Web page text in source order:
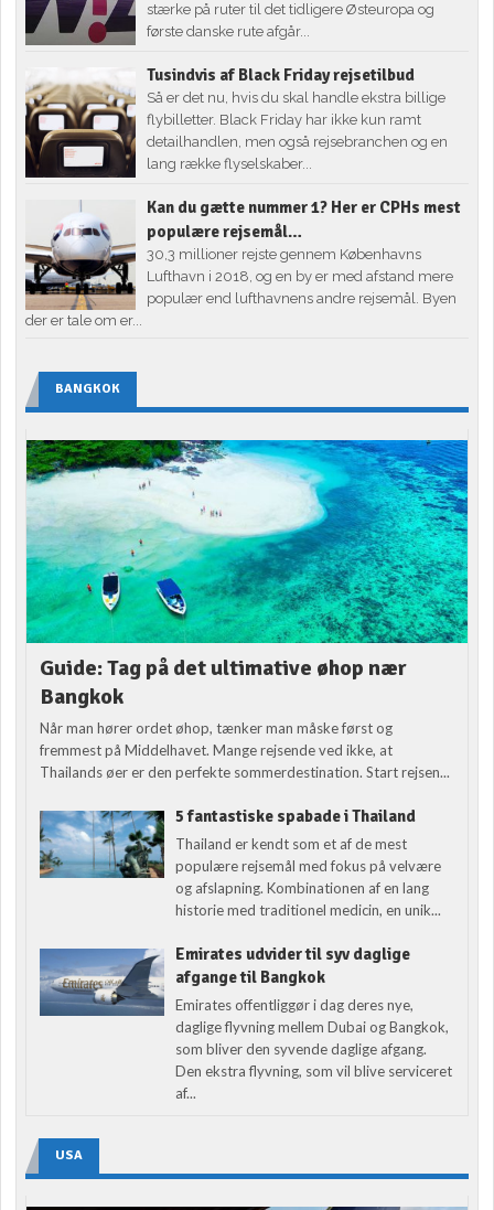
stærke på ruter til det tidligere Østeuropa og
første danske rute afgår...
Tusindvis af Black Friday rejsetilbud
Så er det nu, hvis du skal handle ekstra billige
flybilletter. Black Friday har ikke kun ramt
detailhandlen, men også rejsebranchen og en
lang række flyselskaber...
Kan du gætte nummer 1? Her er CPHs mest
populære rejsemål…
30,3 millioner rejste gennem Københavns
Lufthavn i 2018, og en by er med afstand mere
populær end lufthavnens andre rejsemål. Byen
der er tale om er...
BANGKOK
Guide: Tag på det ultimative øhop nær
Bangkok
Når man hører ordet øhop, tænker man måske først og
fremmest på Middelhavet. Mange rejsende ved ikke, at
Thailands øer er den perfekte sommerdestination. Start rejsen...
5 fantastiske spabade i Thailand
Thailand er kendt som et af de mest
populære rejsemål med fokus på velvære
og afslapning. Kombinationen af en lang
historie med traditionel medicin, en unik...
Emirates udvider til syv daglige
afgange til Bangkok
Emirates offentliggør i dag deres nye,
daglige flyvning mellem Dubai og Bangkok,
som bliver den syvende daglige afgang.
Den ekstra flyvning, som vil blive serviceret
af...
USA